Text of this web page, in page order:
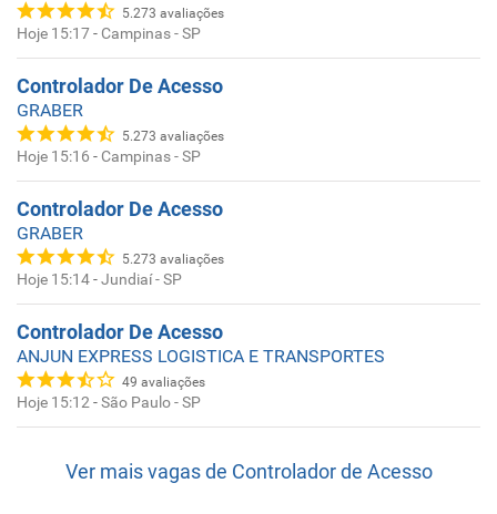
5.273 avaliações
Hoje 15:17- Campinas - SP
Controlador De Acesso
GRABER
5.273 avaliações
Hoje 15:16 - Campinas - SP
Controlador De Acesso
GRABER
5.273 avaliações
Hoje 15:14-Jundiaí - SP
Controlador De Acesso
ANJUN EXPRESS LOGISTICA E TRANSPORTES
49 avaliações
Hoje 15:12-São Paulo - SP
Ver mais vagas de Controlador de Acesso